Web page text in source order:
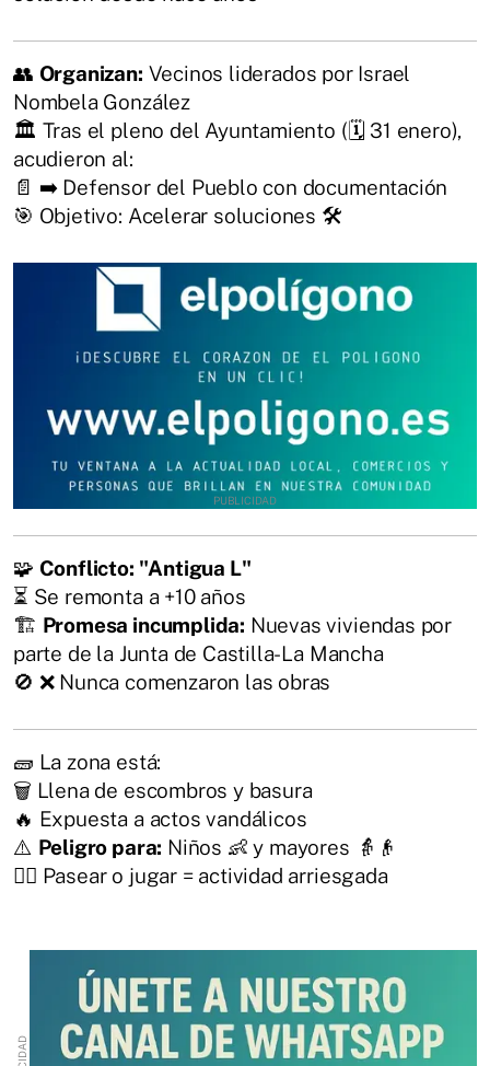
👥 Organizan: Vecinos liderados por Israel
Nombela González
🏛️ Tras el pleno del Ayuntamiento (🗓️ 31 enero),
acudieron al:
📄 ➡️ Defensor del Pueblo con documentación
🎯 Objetivo: Acelerar soluciones 🛠️
🧩 Conflicto: "Antigua L"
⏳ Se remonta a +10 años
🏗️ Promesa incumplida: Nuevas viviendas por
parte de la Junta de Castilla-La Mancha
🚫 ❌ Nunca comenzaron las obras
🧱 La zona está:
🗑️ Llena de escombros y basura
🔥 Expuesta a actos vandálicos
⚠️ Peligro para: Niños 👶 y mayores 👵👴
🚶‍♂️ Pasear o jugar = actividad arriesgada